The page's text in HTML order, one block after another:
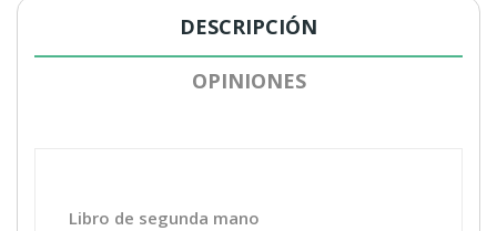
DESCRIPCIÓN
OPINIONES
Libro de segunda mano